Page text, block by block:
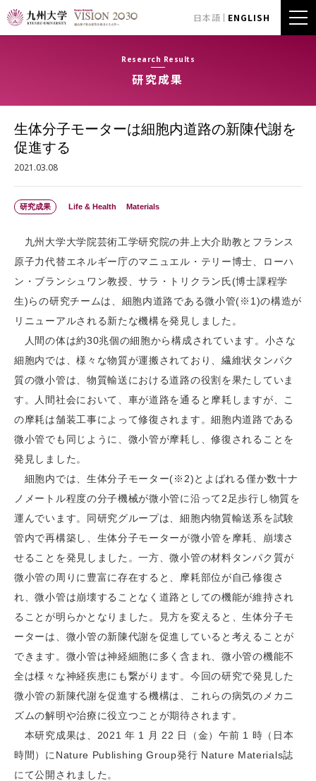
日本語 ENGLISH
Research Results
研究成果
生体分子モーターは細胞内道路の新陳代謝を
促進する
2021.03.08
研究成果 Life & Health Materials
九州大学大学院芸術工学研究院の井上大介助教とフランス
原子力代替エネルギー庁のマニュエル・テリー博士、ローハ
ン・ブランシュワン教授、サラ・トリクラン氏(博士課程学
生)らの研究チームは、細胞内道路である微小管(※1)の構造が
リニューアルされる新たな機構を発見しました。
人間の体は約30兆個の細胞から構成されています。小さな
細胞内では、様々な物質が運搬されており、繊維状タンパク
質の微小管は、物質輸送における道路の役割を果たしていま
す。人間社会において、車が道路を通ると摩耗しますが、こ
の摩耗は舗装工事によって修復されます。細胞内道路である
微小管でも同じように、微小管が摩耗し、修復されることを
発見しました。
細胞内では、生体分子モーター(※2)とよばれる僅か数十ナ
ノメートル程度の分子機械が微小管に沿って2足歩行し物質を
運んでいます。同研究グループは、細胞内物質輸送系を試験
管内で再構築し、生体分子モーターが微小管を摩耗、崩壊さ
せることを発見しました。一方、微小管の材料タンパク質が
微小管の周りに豊富に存在すると、摩耗部位が自己修復さ
れ、微小管は崩壊することなく道路としての機能が維持され
ることが明らかとなりました。見方を変えると、生体分子モ
ーターは、微小管の新陳代謝を促進していると考えることが
できます。微小管は神経細胞に多く含まれ、微小管の機能不
全は様々な神経疾患にも繋がります。今回の研究で発見した
微小管の新陳代謝を促進する機構は、これらの病気のメカニ
ズムの解明や治療に役立つことが期待されます。
本研究成果は、2021 年 1 月 22 日（金）午前 1 時（日本
時間）にNature Publishing Group発行 Nature Materials誌
にて公開されました。